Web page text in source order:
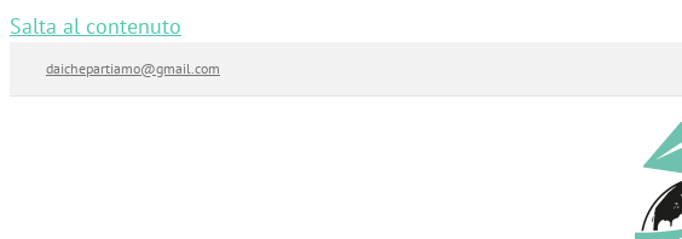
Salta al contenuto
daichepartiamo@gmail.com